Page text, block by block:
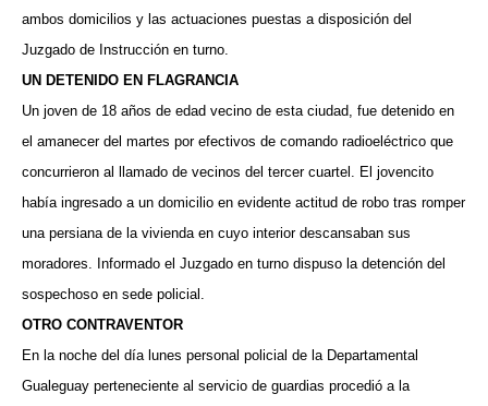
ambos domicilios y las actuaciones puestas a disposición del
Juzgado de Instrucción en turno.
UN DETENIDO EN FLAGRANCIA
Un joven de 18 años de edad vecino de esta ciudad, fue detenido en
el amanecer del martes por efectivos de comando radioeléctrico que
concurrieron al llamado de vecinos del tercer cuartel. El jovencito
había ingresado a un domicilio en evidente actitud de robo tras romper
una persiana de la vivienda en cuyo interior descansaban sus
moradores. Informado el Juzgado en turno dispuso la detención del
sospechoso en sede policial.
OTRO CONTRAVENTOR
En la noche del día lunes personal policial de la Departamental
Gualeguay perteneciente al servicio de guardias procedió a la